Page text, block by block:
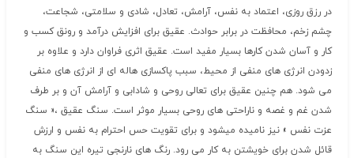
در رزق روزی، اعتماد به نفس، آرامش، تعادل، شادی و سلامتی، شجاعت،
چشم زخم، محافظت در برابر حوادث. عقیق برای افزایش درآمد و رونق کسب و
کار و آسان شدن کارها بسیار مفید است. عقیق اثری فراوان دارد و علاوه بر
زدودن انرژی های منفی از محیط، سبب پاکسازی هاله ای از انرژی های منفی
می شود. هم چنین عقیق برای تعالی روحی و شادابی و آرامش آن و بر طرف
شدن غم و غصه و ناراحتی های روحی بسیار موثر است. سنگ عقیق ،« سنگ
عزت نفس » نیز نامیده میشود و برای تقویت حس احترام به نفس و ارزش
قائل شدن برای خویشتن به کار می رود. رنگ های نارنجی تیره این سنگ به